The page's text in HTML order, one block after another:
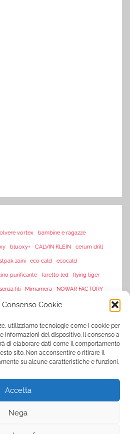
Consenso Cookie
utilizziamo tecnologie come i cookie per
informazioni del dispositivo. Il consenso a
di elaborare dati come il comportamento
sito. Non acconsentire o ritirare il
su alcune caratteristiche e funzioni.
Accetta
Nega
vortex bambine e ragazze
bluoxy+ CALVIN KLEIN cerum drill
zaini eco cald ecocald
purificante faretto led flying tiger
fili Mimamera NOWAR FACTORY
piscine sarenza
Tagliaerba Tasko650
tagliaerba Tosaerba Tasko650 TVision
vortex